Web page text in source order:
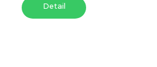
Detail